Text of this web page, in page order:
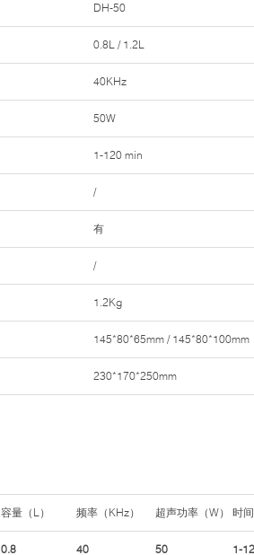
DH-50
0.8L / 1.2L
40KHz
50W
1-120 min
/
有
/
1.2Kg
145*80*65mm / 145*80*100mm
230*170*250mm
容量（L） 频率（KHz） 超声功率（W） 时
0.8 40 50 1-